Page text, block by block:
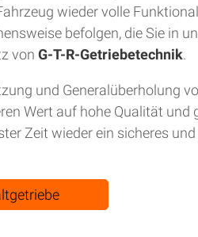
wieder volle
befolgen, die Sie in
von G-T-R-Getriebetechnik.
und Generalüberholung
Wert auf hohe Qualität und
Zeit wieder ein sicheres